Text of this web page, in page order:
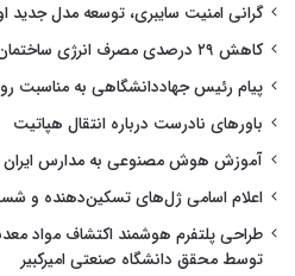
گرانی امنیت سایبری، توسعه مدل جدید
کاهش ۲۹ درصدی مصرف انرژی ساختمان‌ها با یک طراحی هوشمند
پیام رئیس جهاددانشگاهی به مناسبت
باورهای نادرست درباره انتقال هپاتیت
آموزش هوش مصنوعی به مدارس ایران
اعلام اسامی ژل‌های تسکین‌دهنده و
طراحی پلتفرم هوشمند اکتشاف مواد
توسط محقق دانشگاه صنعتی امیرکبیر